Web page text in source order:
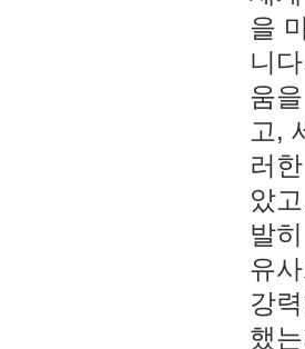
을
니
움
고,
러
았
발
유
강
했